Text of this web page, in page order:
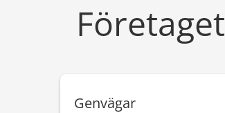
Företaget
Genvägar